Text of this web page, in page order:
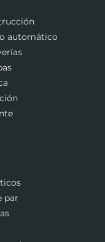
automático
par